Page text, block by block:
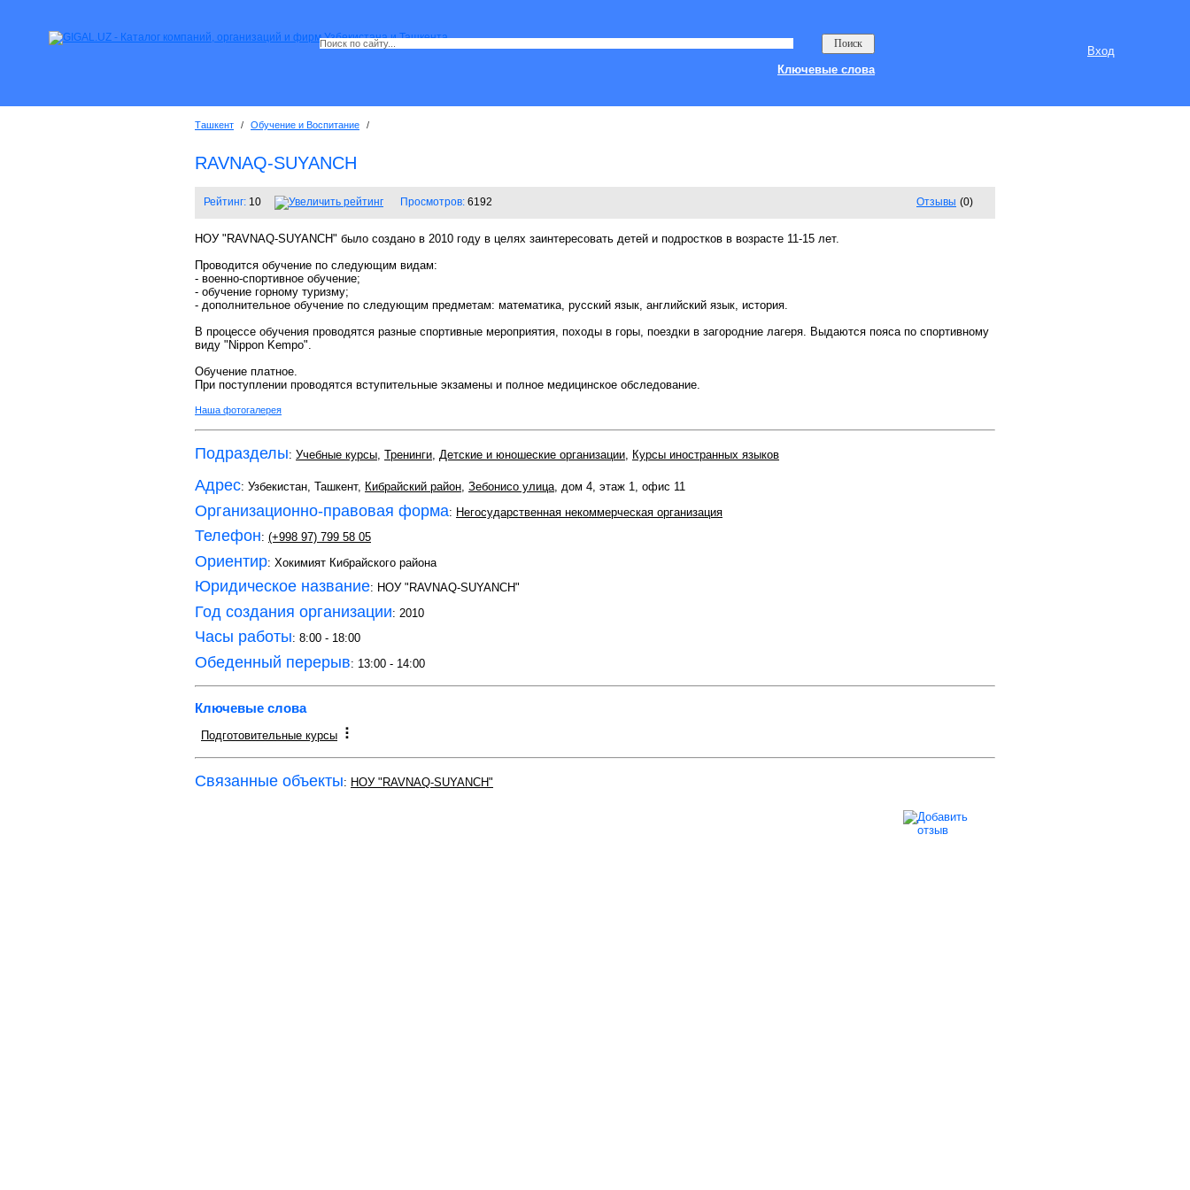
Вход
Ключевые слова
Ташкент / Обучение и Воспитание /
RAVNAQ-SUYANCH
Рейтинг: 10 Просмотров: 6192 Отзывы (0)
НОУ "RAVNAQ-SUYANCH" было создано в 2010 году в целях заинтересовать детей и подростков в возрасте 11-15 лет.
Проводится обучение по следующим видам:
- военно-спортивное обучение;
- обучение горному туризму;
- дополнительное обучение по следующим предметам: математика, русский язык, английский язык, история.
В процессе обучения проводятся разные спортивные мероприятия, походы в горы, поездки в загородние лагеря. Выдаются пояса по спортивному
виду "Nippon Kempo".
Обучение платное.
При поступлении проводятся вступительные экзамены и полное медицинское обследование.
Наша фотогалерея
Подразделы: Учебные курсы, Тренинги, Детские и юношеские организации, Курсы иностранных языков
Адрес: Узбекистан, Ташкент, Кибрайский район, Зебонисо улица, дом 4, этаж 1, офис 11
Организационно-правовая форма: Негосударственная некоммерческая организация
Телефон: (+998 97) 799 58 05
Ориентир: Хокимият Кибрайского района
Юридическое название: НОУ "RAVNAQ-SUYANCH"
Год создания организации: 2010
Часы работы: 8:00 - 18:00
Обеденный перерыв: 13:00 - 14:00
Ключевые слова
Подготовительные курсы
Связанные объекты: НОУ "RAVNAQ-SUYANCH"